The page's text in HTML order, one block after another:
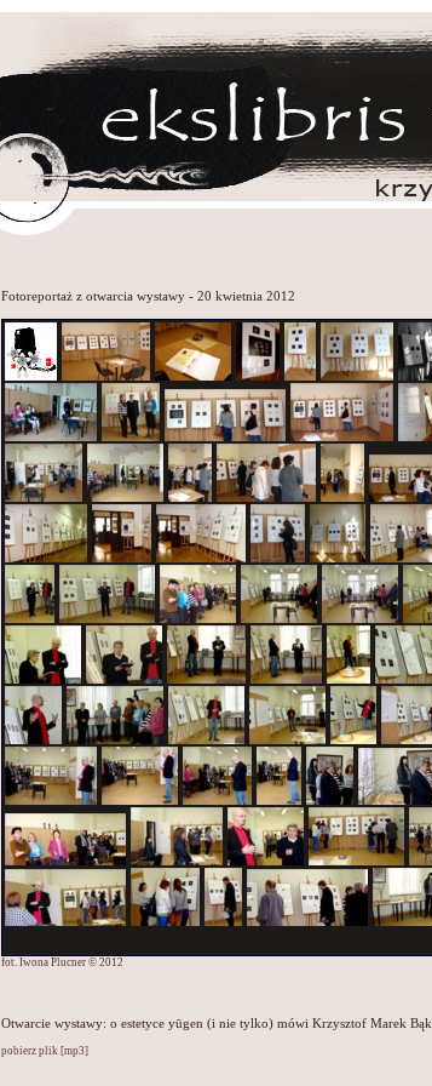
Fotoreportaż z otwarcia wystawy - 20 kwietnia 2012
fot. Iwona Plucner © 2012
Otwarcie wystawy: o estetyce yūgen (i nie tylko) mówi Krzysztof Marek Bąk
pobierz plik [mp3]